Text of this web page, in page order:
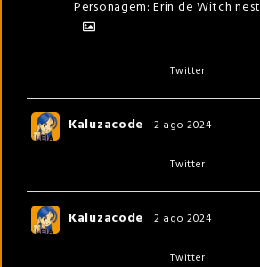
Personagem: Erin de Witch nest
Twitter
Kaluzacode 2 ago 2024
Twitter
Kaluzacode 2 ago 2024
Twitter